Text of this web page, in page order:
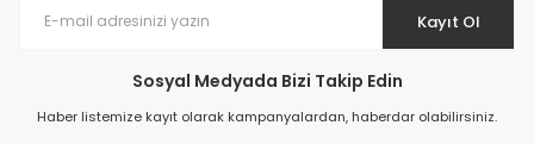
Kayıt Ol
Sosyal Medyada Bizi Takip Edin
Haber listemize kayıt olarak kampanyalardan, haberdar olabilirsiniz.